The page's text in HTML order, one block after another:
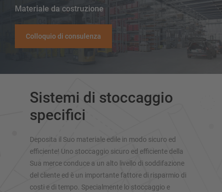
Materiale da costruzione
Colloquio di consulenza
Sistemi di stoccaggio
specifici
Deposita il Suo materiale edile in modo sicuro ed
efficiente! Uno stoccaggio sicuro ed efficiente della
Sua merce conduce a un alto livello di soddifazione
del cliente ed è un importante fattore di risparmio di
costi e di tempo. Specialmente lo stoccaggio e
SCAFFALATURA CANTILEVER
Scaffalatura cantilever per carichi pesanti
Scaffalatura cantilever su basi mobili
Scaffalature cantilever per carichi lunghi
Altre versioni di scaffalature cantilever